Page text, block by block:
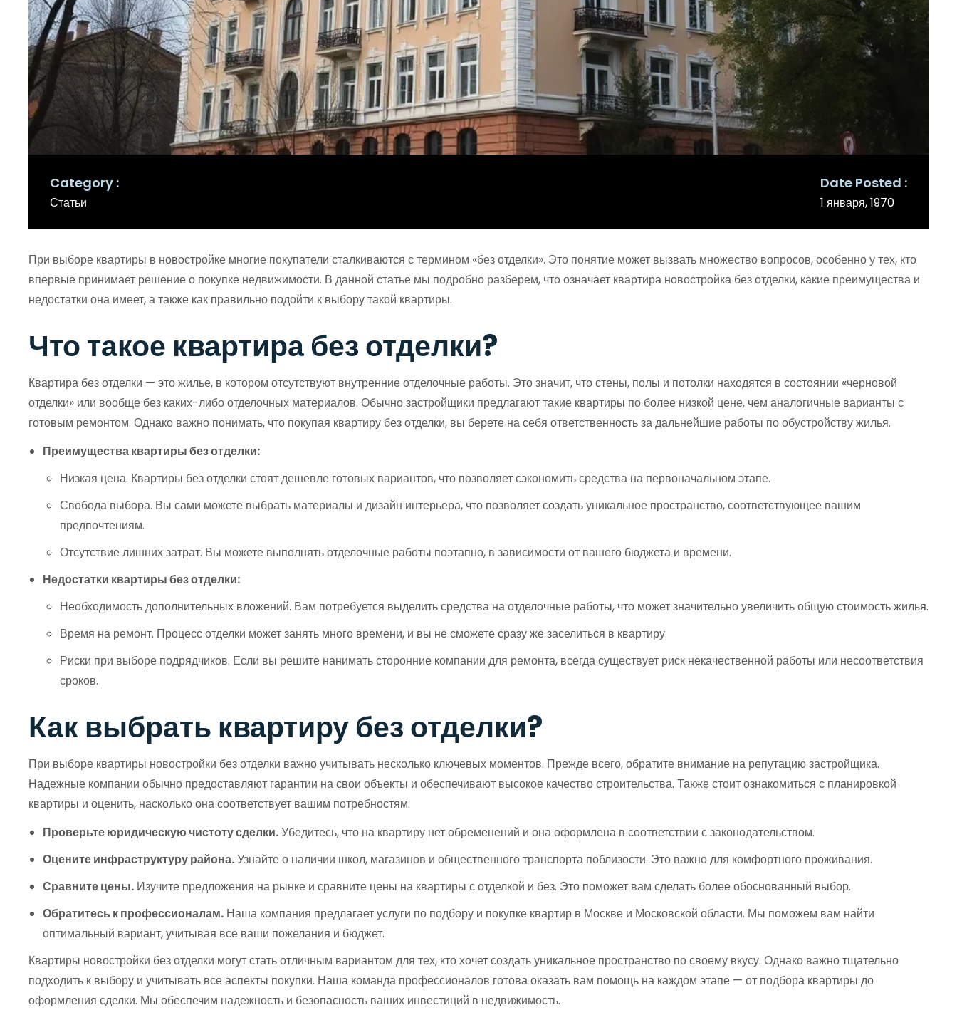
Category
Статьи
Date Posted
1 января, 1970
При выборе квартиры в новостройке многие покупатели сталкиваются с термином «без отделки». Это понятие может вызвать множество вопросов, особенно у тех, кто
впервые принимает решение о покупке недвижимости. В данной статье мы подробно разберем, что означает квартира новостройка без отделки, какие преимущества и
недостатки она имеет, а также как правильно подойти к выбору такой квартиры.
Что такое квартира без отделки?
Квартира без отделки — это жилье, в котором отсутствуют внутренние отделочные работы. Это значит, что стены, полы и потолки находятся в состоянии «черновой
отделки» или вообще без каких-либо отделочных материалов. Обычно застройщики предлагают такие квартиры по более низкой цене, чем аналогичные варианты с
готовым ремонтом. Однако важно понимать, что покупая квартиру без отделки, вы берете на себя ответственность за дальнейшие работы по обустройству жилья.
Преимущества квартиры без отделки:
Низкая цена. Квартиры без отделки стоят дешевле готовых вариантов, что позволяет сэкономить средства на первоначальном этапе.
Свобода выбора. Вы сами можете выбрать материалы и дизайн интерьера, что позволяет создать уникальное пространство, соответствующее вашим
предпочтениям.
Отсутствие лишних затрат. Вы можете выполнять отделочные работы поэтапно, в зависимости от вашего бюджета и времени.
Недостатки квартиры без отделки:
Необходимость дополнительных вложений. Вам потребуется выделить средства на отделочные работы, что может значительно увеличить общую стоимость жилья.
Время на ремонт. Процесс отделки может занять много времени, и вы не сможете сразу же заселиться в квартиру.
Риски при выборе подрядчиков. Если вы решите нанимать сторонние компании для ремонта, всегда существует риск некачественной работы или несоответствия
сроков.
Как выбрать квартиру без отделки?
При выборе квартиры новостройки без отделки важно учитывать несколько ключевых моментов. Прежде всего, обратите внимание на репутацию застройщика.
Надежные компании обычно предоставляют гарантии на свои объекты и обеспечивают высокое качество строительства. Также стоит ознакомиться с планировкой
квартиры и оценить, насколько она соответствует вашим потребностям.
Проверьте юридическую чистоту сделки.Убедитесь, что на квартиру нет обременений и она оформлена в соответствии с законодательством.
Оцените инфраструктуру района.Узнайте о наличии школ, магазинов и общественного транспорта поблизости. Это важно для комфортного проживания.
Сравните цены. Изучите предложения на рынке и сравните цены на квартиры с отделкой и без. Это поможет вам сделать более обоснованный выбор.
Обратитесь к профессионалам. Наша компания предлагает услуги по подбору и покупке квартир в Москве и Московской области. Мы поможем вам найти
оптимальный вариант, учитывая все ваши пожелания и бюджет.
Квартиры новостройки без отделки могут стать отличным вариантом для тех, кто хочет создать уникальное пространство по своему вкусу. Однако важно тщательно
подходить к выбору и учитывать все аспекты покупки. Наша команда профессионалов готова оказать вам помощь на каждом этапе — от подбора квартиры до
оформления сделки. Мы обеспечим надежность и безопасность ваших инвестиций в недвижимость.